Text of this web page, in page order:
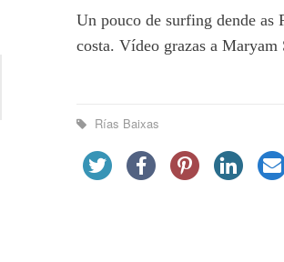
Un pouco de surfing dende as
costa. Vídeo grazas a Maryam
Rías Baixas